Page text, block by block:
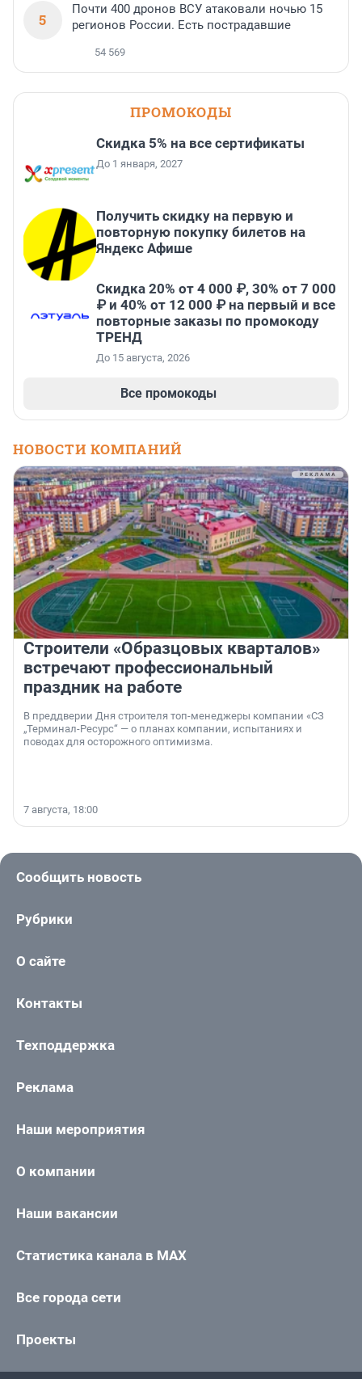
5
Почти 400 дронов ВСУ атаковали ночью 15
регионов России. Есть пострадавшие
54 569
ПРОМОКОДЫ
Скидка 5% на все сертификаты
До 1 января, 2027
Получить скидку на первую и
повторную покупку билетов на
Яндекс Афише
Скидка 20% от 4 000 ₽, 30% от 7 000
₽ и 40% от 12 000 ₽ на первый и все
повторные заказы по промокоду
ТРЕНД
До 15 августа, 2026
Все промокоды
НОВОСТИ КОМПАНИЙ
Строители «Образцовых кварталов»
встречают профессиональный
праздник на работе
В преддверии Дня строителя топ-менеджеры компании «СЗ
„Терминал-Ресурс“ — о планах компании, испытаниях и
поводах для осторожного оптимизма.
7 августа, 18:00
Сообщить новость
Рубрики
О сайте
Контакты
Техподдержка
Реклама
Наши мероприятия
О компании
Наши вакансии
Статистика канала в MAX
Все города сети
Проекты